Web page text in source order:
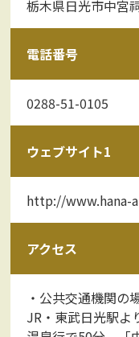
栃木県日光市中宮
電話番号
0288-51-0105
ウェブサイト1
http://www.hana-
アクセス
・公共交通機関の
JR・東武日光駅よ